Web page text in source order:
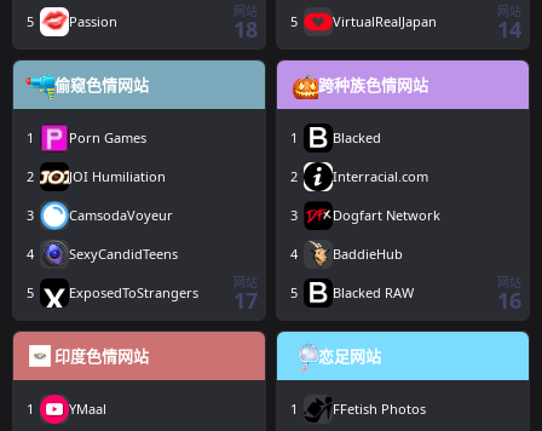
5 Passion
网站
18 5 VirtualRealJapan
网站
14
偷窥色情网站
1 Porn Games
2 JOI Humiliation
3 CamsodaVoyeur
4 SexyCandidTeens
5 ExposedToStrangers
网站
17
跨种族色情网站
1 Blacked
2 Interracial.com
3 Dogfart Network
4 BaddieHub
5 Blacked RAW
网站
16
印度色情网站
1 YMaal
恋足网站
1 FFetish Photos